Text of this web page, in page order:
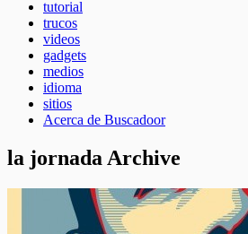
tutorial
trucos
videos
gadgets
medios
idioma
sitios
Acerca de Buscadoor
la jornada Archive